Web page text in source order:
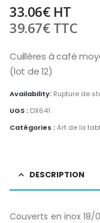
33.06€HT
39.67€TTC
Cuillères à café
(lot de 12)
Availability: Rupture de
UGS : DX641
Catégories :Art de la
DESCRIPTION
Couverts en inox 18/